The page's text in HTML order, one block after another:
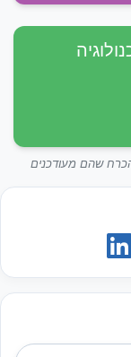
שהם מעודכנים